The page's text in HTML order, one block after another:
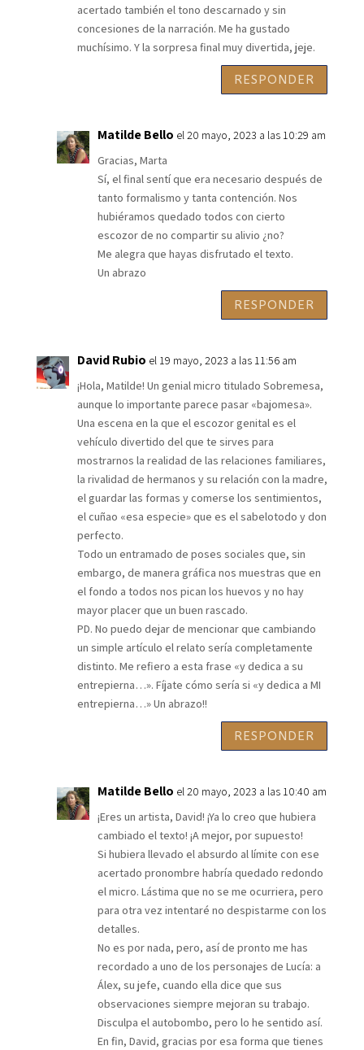
acertado también el tono descarnado y sin
concesiones de la narración. Me ha gustado
muchísimo. Y la sorpresa final muy divertida, jeje.
RESPONDER
Matilde Bello el 20 mayo, 2023 a las 10:29 am
Gracias, Marta
Sí, el final sentí que era necesario después de
tanto formalismo y tanta contención. Nos
hubiéramos quedado todos con cierto
escozor de no compartir su alivio ¿no?
Me alegra que hayas disfrutado el texto.
Un abrazo
RESPONDER
David Rubio el 19 mayo, 2023 a las 11:56 am
¡Hola, Matilde! Un genial micro titulado Sobremesa,
aunque lo importante parece pasar «bajomesa».
Una escena en la que el escozor genital es el
vehículo divertido del que te sirves para
mostrarnos la realidad de las relaciones familiares,
la rivalidad de hermanos y su relación con la madre,
el guardar las formas y comerse los sentimientos,
el cuñao «esa especie» que es el sabelotodo y don
perfecto.
Todo un entramado de poses sociales que, sin
embargo, de manera gráfica nos muestras que en
el fondo a todos nos pican los huevos y no hay
mayor placer que un buen rascado.
PD. No puedo dejar de mencionar que cambiando
un simple artículo el relato sería completamente
distinto. Me refiero a esta frase «y dedica a su
entrepierna…». Fíjate cómo sería si «y dedica a MI
entrepierna…» Un abrazo!!
RESPONDER
Matilde Bello el 20 mayo, 2023 a las 10:40 am
¡Eres un artista, David! ¡Ya lo creo que hubiera
cambiado el texto! ¡A mejor, por supuesto!
Si hubiera llevado el absurdo al límite con ese
acertado pronombre habría quedado redondo
el micro. Lástima que no se me ocurriera, pero
para otra vez intentaré no despistarme con los
detalles.
No es por nada, pero, así de pronto me has
recordado a uno de los personajes de Lucía: a
Álex, su jefe, cuando ella dice que sus
observaciones siempre mejoran su trabajo.
Disculpa el autobombo, pero lo he sentido así.
En fin, David, gracias por esa forma que tienes